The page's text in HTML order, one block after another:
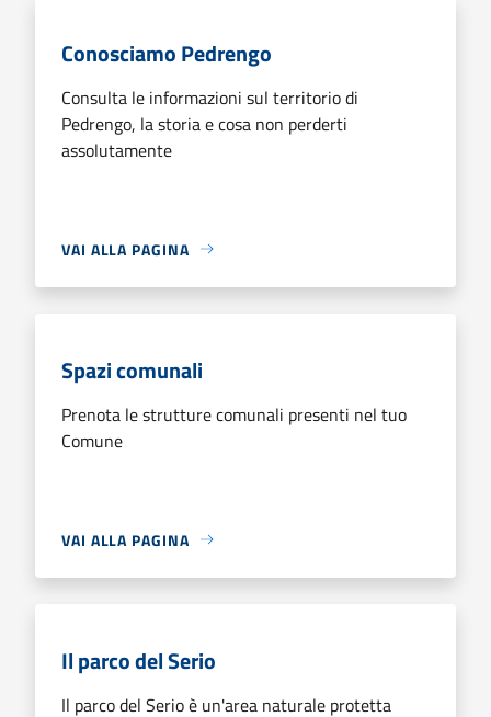
Conosciamo Pedrengo
Consulta le informazioni sul territorio di
Pedrengo, la storia e cosa non perderti
assolutamente
VAI ALLA PAGINA
Spazi comunali
Prenota le strutture comunali presenti nel tuo
Comune
VAI ALLA PAGINA
Il parco del Serio
Il parco del Serio è un'area naturale protetta